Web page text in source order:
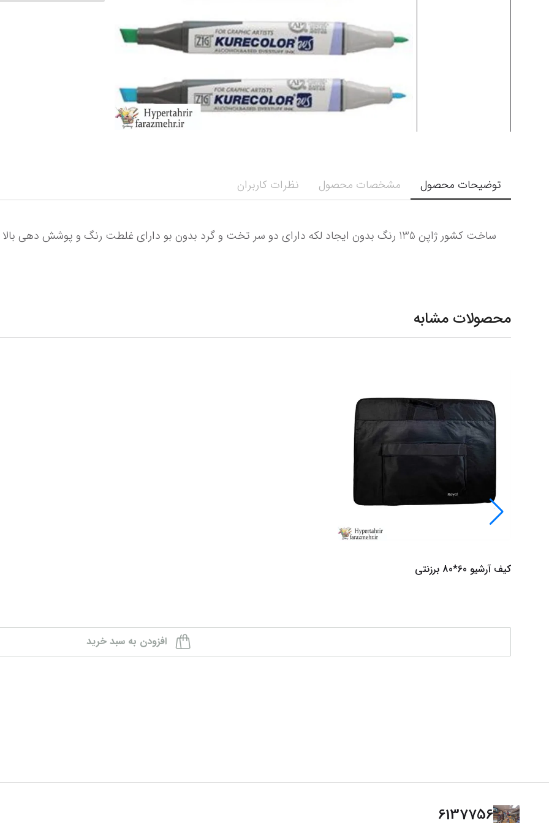
توضیحات محصول مشخصات محصول نظرات کاربران
ساخت کشور ژاپن 135 رنگ بدون ایجاد لکه دارای دو سر تخت و گرد بدون بو دارای غلطت رنگ و پوشش دهی بالا
محصولات مشابه
کیف آرشیو 60*80 برزنتی
افزودن به سبد خرید
6137756